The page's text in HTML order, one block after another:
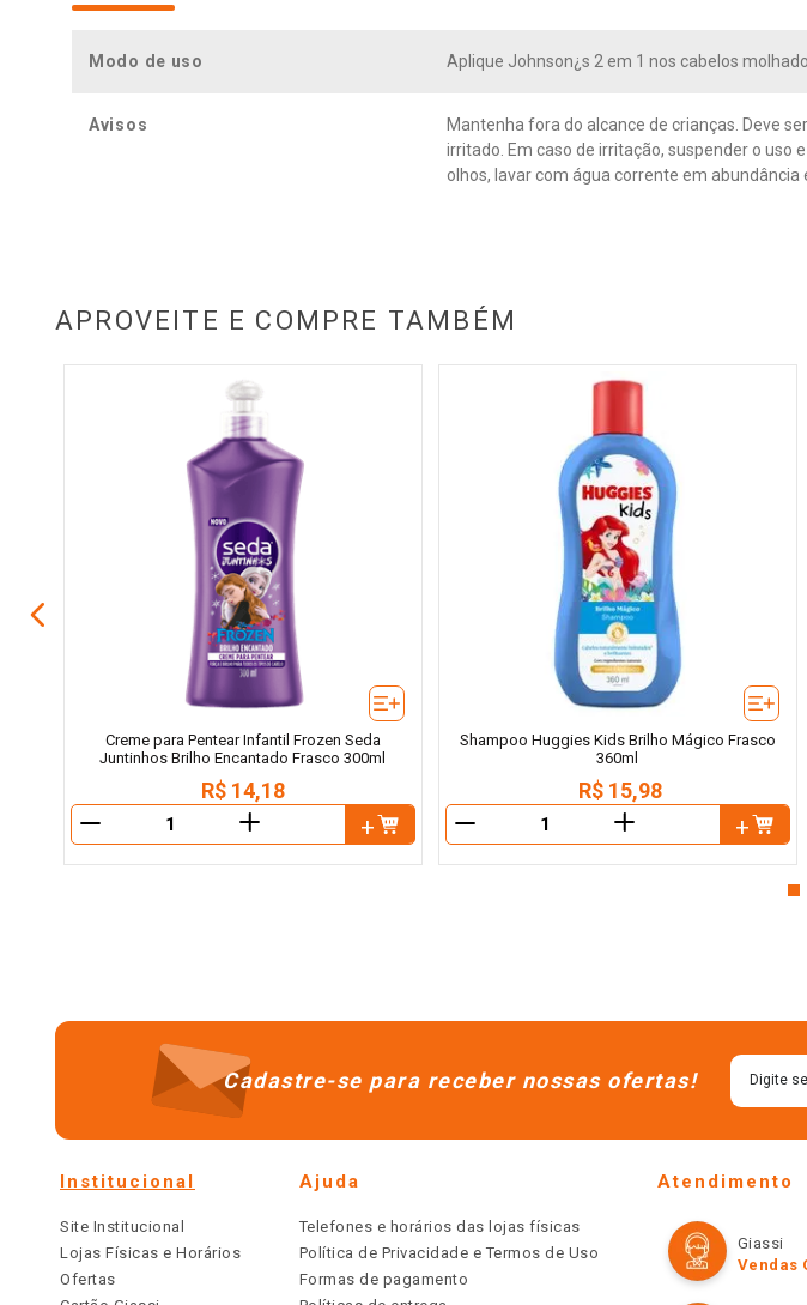
Modo de uso Aplique Johnson¿s 2 em 1 nos cabelos
Avisos
Mantenha fora do alcance de crianças. Deve
irritado. Em caso de irritação, suspender o uso
olhos, lavar com água corrente em abundância
APROVEITE E COMPRE TAMBÉM
Creme para Pentear Infantil Frozen Seda
Juntinhos Brilho Encantado Frasco 300ml
R$ 14,18
＋
Shampoo Huggies Kids Brilho Mágico Frasco
360ml
R$ 15,98
＋
Cadastre-se para receber nossas ofertas!
Institucional
Site Institucional
Lojas Físicas e Horários
Ofertas
Ajuda
Telefones e horários das lojas físicas
Política de Privacidade e Termos de Uso
Formas de pagamento
Atendimento
Giassi
Vendas